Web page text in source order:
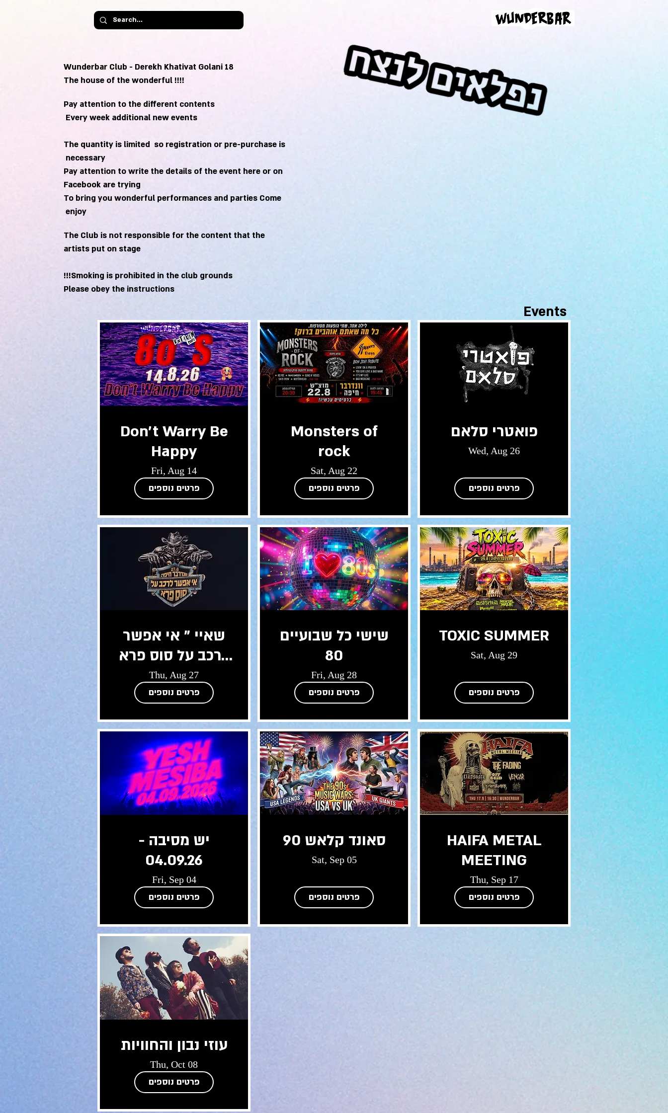
Wunderbar Club - Derekh Khativat Golani 18
!!!! The house of the wonderful
Pay attention to the different contents
Every week additional new events
The quantity is limited so registration or pre-purchase is
necessary
Pay attention to write the details of the event here or on
Facebook are trying
To bring you wonderful performances and parties Come
enjoy
The Club is not responsible for the content that the
artists put on stage
Please obey the instructions
Don't Warry Be
Happy
Fri, Aug 14
פרטים נוספים
Monsters of
rock
Sat, Aug 22
פרטים נוספים
פואטרי סלאם
Wed, Aug 26
פרטים נוספים
שאיי " אי אפשר
לרכב על סוס פרא
"
Thu, Aug 27
פרטים נוספים
שישי כל שבועיים
80
Fri, Aug 28
פרטים נוספים
TOXIC SUMMER
Sat, Aug 29
פרטים נוספים
יש מסיבה -
04.09.26
Fri, Sep 04
פרטים נוספים
סאונד קלאש 90
Sat, Sep 05
פרטים נוספים
HAIFA METAL
MEETING
Thu, Sep 17
פרטים נוספים
עוזי נבון והחוויות
Thu, Oct 08
פרטים נוספים
Events